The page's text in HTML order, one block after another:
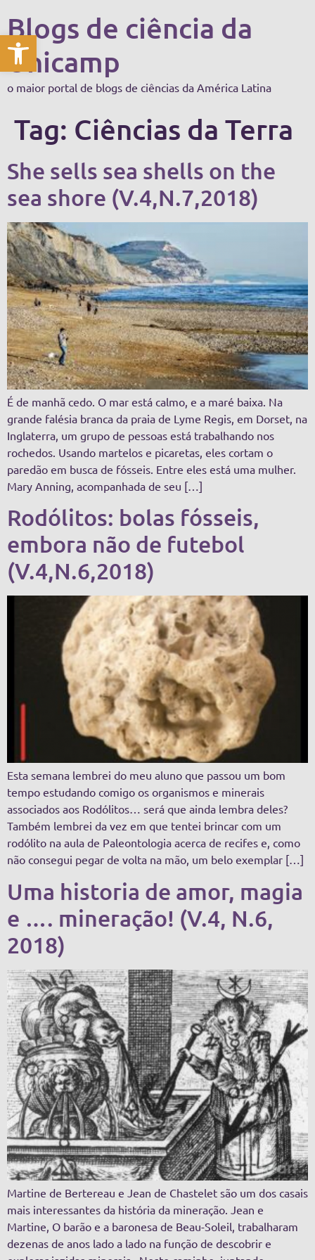
Abrir a barra de ferramentas
Blogs de ciência da
Unicamp
o maior portal de blogs de ciências da América Latina
Tag: Ciências da Terra
She sells sea shells on the
sea shore (V.4,N.7,2018)
É de manhã cedo. O mar está calmo, e a maré baixa. Na
grande falésia branca da praia de Lyme Regis, em Dorset, na
Inglaterra, um grupo de pessoas está trabalhando nos
rochedos. Usando martelos e picaretas, eles cortam o
paredão em busca de fósseis. Entre eles está uma mulher.
Mary Anning, acompanhada de seu […]
Rodólitos: bolas fósseis,
embora não de futebol
(V.4,N.6,2018)
Esta semana lembrei do meu aluno que passou um bom
tempo estudando comigo os organismos e minerais
associados aos Rodólitos… será que ainda lembra deles?
Também lembrei da vez em que tentei brincar com um
rodólito na aula de Paleontologia acerca de recifes e, como
não consegui pegar de volta na mão, um belo exemplar […]
Uma historia de amor, magia
e …. mineração! (V.4, N.6,
2018)
Martine de Bertereau e Jean de Chastelet são um dos casais
mais interessantes da história da mineração. Jean e
Martine, O barão e a baronesa de Beau-Soleil, trabalharam
dezenas de anos lado a lado na função de descobrir e